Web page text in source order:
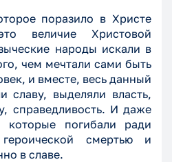
поразило в Христе
величие Христовой
народы искали в
чем мечтали сами быть
и вместе, весь данный
славу, выделяли власть,
справедливость. И даже
которые погибали ради
смертью и
в славе.